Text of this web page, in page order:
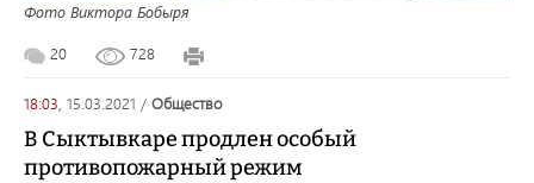
Фото Виктора Бобыря
20 728
18:03, 15.03.2021 / общество
В Сыктывкаре продлен особый
противопожарный режим